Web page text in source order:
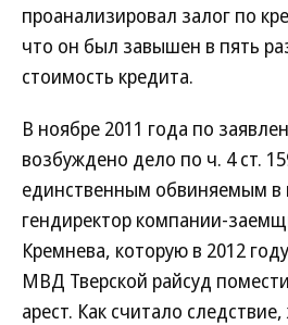
проанализировал залог по
что он был завышен в пять
стоимость кредита.
В ноябре 2011 года по
возбуждено дело по ч. 4 ст.
единственным обвиняемым в
гендиректор компании-
Кремнева, которую в 2012
МВД Тверской райсуд
арест. Как считало